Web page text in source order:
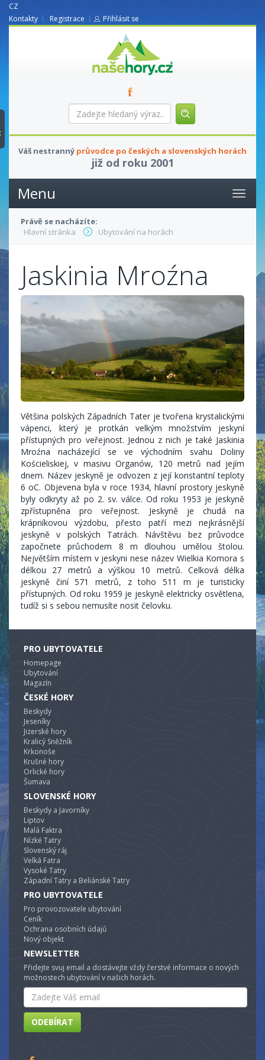
CZ
Kontakty
Registrace Přihlásit se
nasehory.cz
Zadejte
hledaný
Váš nestranný průvodce po českých a slovenských horách
již od roku 2001
Menu
Právě se nacházíte:
Hlavní stránka
Ubytování na horách
Jaskinia Mroźna
Většina polských Západních Tater je tvořena krystalickými
vápenci, který je protkán velkým množstvím jeskyní
přístupných pro veřejnost. Jednou z nich je také Jaskinia
Mroźna nacházející se ve východním svahu Doliny
Kościeliskiej, v masivu Organów, 120 metrů nad jejím
dnem. Název jeskyně je odvozen z její konstantní teploty
6 oC. Objevena byla v roce 1934, hlavní prostory jeskyně
byly odkryty až po 2. sv. válce. Od roku 1953 je jeskyně
zpřístupněna pro veřejnost. Jeskyně je chudá na
krápníkovou výzdobu, přesto patří mezi nejkrásnější
jeskyně v polských Tatrách. Návštěvu bez průvodce
započnete průchodem 8 m dlouhou umělou štolou.
Největším místem v jeskyni nese název Wielkia Komora s
délkou 27 metrů a výškou 10 metrů. Celková délka
jeskyně činí 571 metrů, z toho 511 m je turisticky
přístupných. Od roku 1959 je jeskyně elektricky osvětlena,
tudíž si s sebou nemusíte nosit čelovku.
PRO UBYTOVATELE
Homepage
Ubytování
Magazín
ČESKÉ HORY
Beskydy
Jeseníky
Jizerské hory
Kralicý Sněžník
Krkonoše
Krušné hory
Orlické hory
Šumava
SLOVENSKÉ HORY
Beskydy a Javorníky
Liptov
Malá Faktra
Nízké Tatry
Slovenský ráj
Velká Fatra
Vysoké Tatry
Západní Tatry a Beliánské Tatry
PRO UBYTOVATELE
Pro provozovatele ubytování
Ceník
Ochrana osobních údajů
Nový objekt
NEWSLETTER
Přidejte svuj email a dostávejte vždy čerstvé informace o nových
možnostech ubytování v našich horách.
Email
ODEBÍRAT